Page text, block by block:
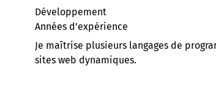
Développement
Années d’expérience
Je maîtrise plusieurs langages de
sites web dynamiques.